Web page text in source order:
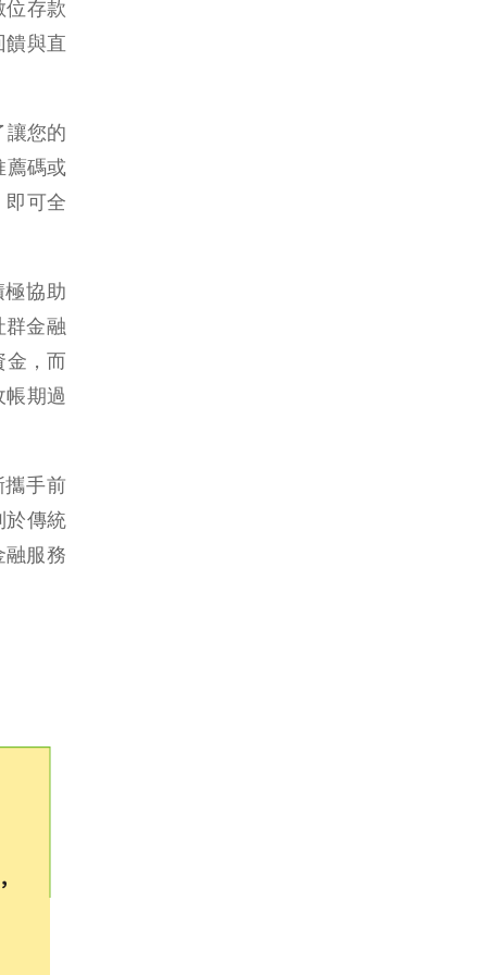
位存款
饋與直
讓您的
薦碼或
即可全
協助
群金融
金，而
期過
手前
於傳統
融服務